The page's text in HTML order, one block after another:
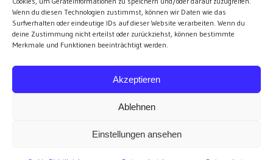
Wenn du diesen Technologien zustimmst, können wir Daten wie das
Surfverhalten oder eindeutige IDs auf dieser Website verarbeiten. Wenn du
deine Zustimmung nicht erteilst oder zurückziehst, können bestimmte
Merkmale und Funktionen beeinträchtigt werden.
Akzeptieren
Ablehnen
Einstellungen ansehen
Luczak Andreas: Deutschlands Energiewende
alle Artikel
Impressum